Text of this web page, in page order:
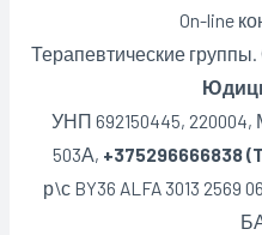
On-line
Терапевтические
УНП 692150445, 220004,
503А, +375296666838
р\с BY36 ALFA 3013 2569